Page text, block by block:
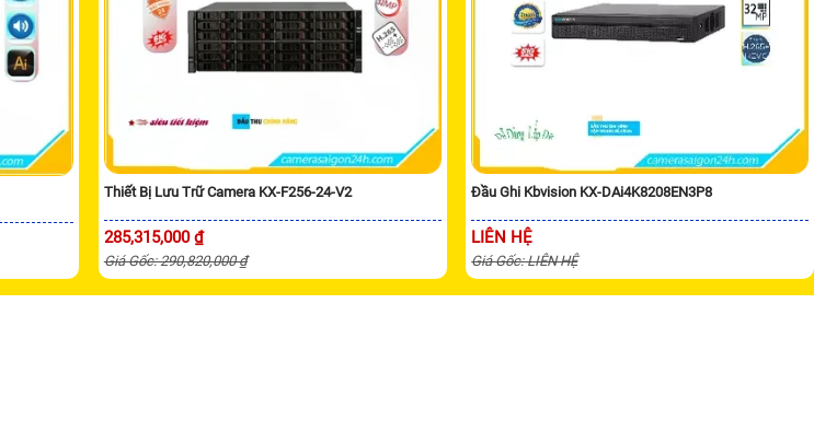
Thiết Bị Lưu Trữ Camera KX-F256-24-V2
285,315,000 ₫
Giá Gốc: 290,820,000 ₫
Đầu Ghi Kbvision KX-DAi4K8208EN3P8
LIÊN HỆ
Giá Gốc: LIÊN HỆ